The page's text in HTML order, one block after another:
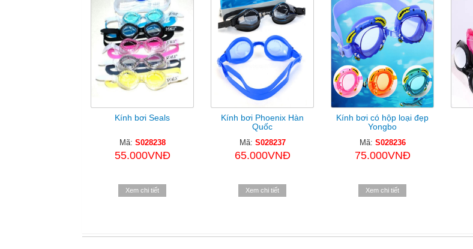
Kính bơi Seals
Mã: S028238
55.000VNĐ
Xem chi tiết
Kính bơi Phoenix Hàn
Quốc
Mã: S028237
65.000VNĐ
Xem chi tiết
Kính bơi có hộp loại đẹp
Yongbo
Mã: S028236
75.000VNĐ
Xem chi tiết